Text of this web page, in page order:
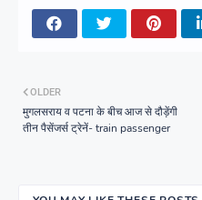
OLDER
मुगलसराय व पटना के बीच आज से दौड़ेंगी
तीन पैसेंजर्स ट्रेनें- train passenger